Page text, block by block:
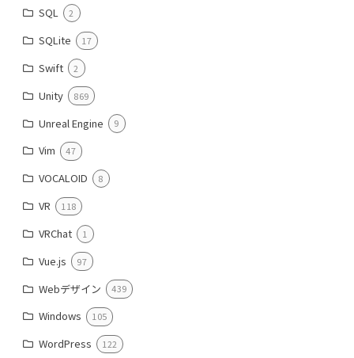
SQL 2
SQLite 17
Swift 2
Unity 869
Unreal Engine 9
Vim 47
VOCALOID 8
VR 118
VRChat 1
Vue.js 97
Webデザイン 439
Windows 105
WordPress 122